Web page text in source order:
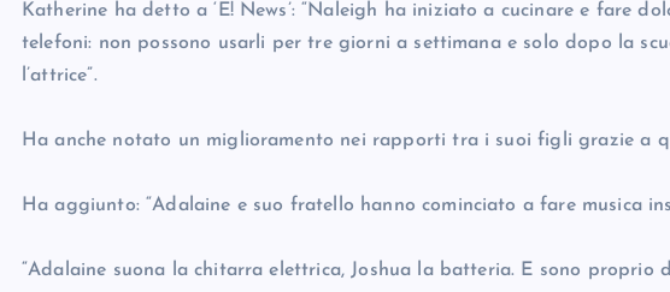
Katherine ha detto a ‘E! News’: “Naleigh ha iniziato a cucinare e fare
telefoni: non possono usarli per tre giorni a settimana e solo dopo la
l’attrice”.
Ha anche notato un miglioramento nei rapporti tra i suoi figli grazie a
Ha aggiunto: “Adalaine e suo fratello hanno cominciato a fare musica
“Adalaine suona la chitarra elettrica, Joshua la batteria. E sono proprio